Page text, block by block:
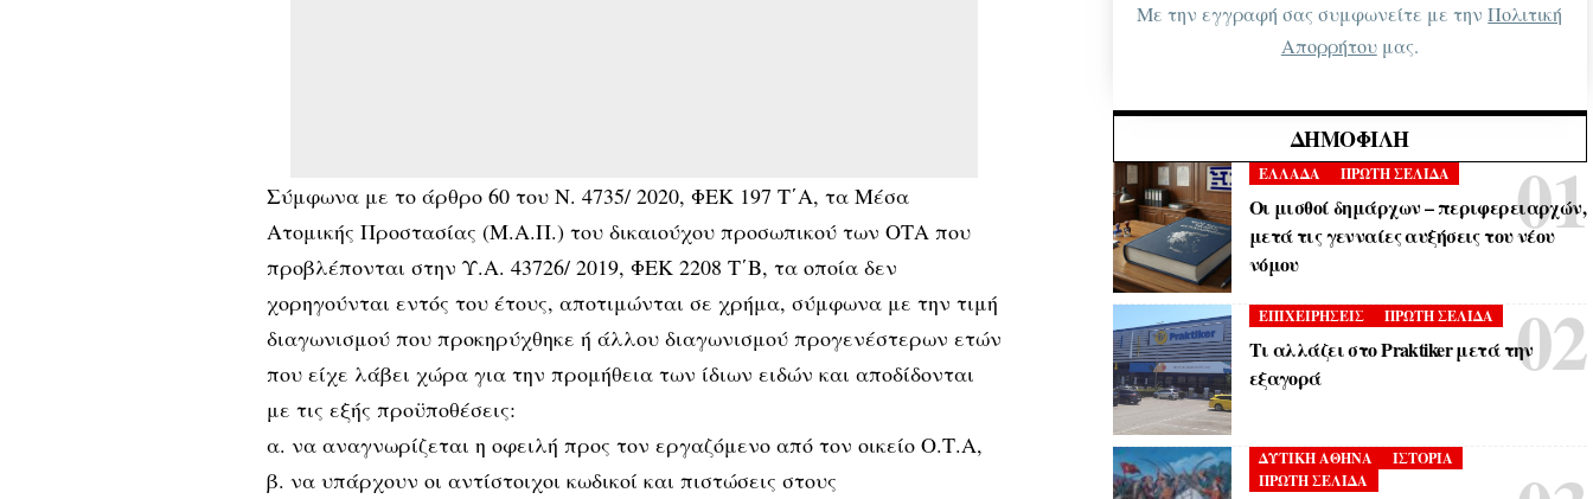
Σύμφωνα με το άρθρο 60 του Ν. 4735/ 2020, ΦΕΚ 197 Τ΄Α, τα Μέσα
Ατομικής Προστασίας (Μ.Α.Π.) του δικαιούχου προσωπικού των ΟΤΑ που
προβλέπονται στην Υ.Α. 43726/ 2019, ΦΕΚ 2208 Τ΄Β, τα οποία δεν
χορηγούνται εντός του έτους, αποτιμώνται σε χρήμα, σύμφωνα με την τιμή
διαγωνισμού που προκηρύχθηκε ή άλλου διαγωνισμού προγενέστερων ετών
που είχε λάβει χώρα για την προμήθεια των ίδιων ειδών και αποδίδονται
με τις εξής προϋποθέσεις:
α. να αναγνωρίζεται η οφειλή προς τον εργαζόμενο από τον οικείο Ο.Τ.Α,
β. να υπάρχουν οι αντίστοιχοι κωδικοί και πιστώσεις στους
Με την εγγραφή σας συμφωνείτε με τηνΠολιτική
Απορρήτουμας.
ΔΗΜΟΦΙΛΉ
ΕΛΛΑΔΑ ΠΡΩΤΗ ΣΕΛΙΔΑ
Οι μισθοί δημάρχων – περιφερειαρχών,
μετά τις γενναίες αυξήσεις του νέου
νόμου
ΕΠΙΧΕΙΡΗΣΕΙΣ ΠΡΩΤΗ ΣΕΛΙΔΑ
Τι αλλάζει στο Praktiker μετά την
εξαγορά
ΔΥΤΙΚΗ ΑΘΗΝΑ
ΙΣΤΟΡΙΑ
ΠΡΩΤΗ ΣΕΛΙΔΑ